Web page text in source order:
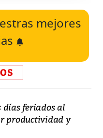
mejores
días feriados al
productividad y